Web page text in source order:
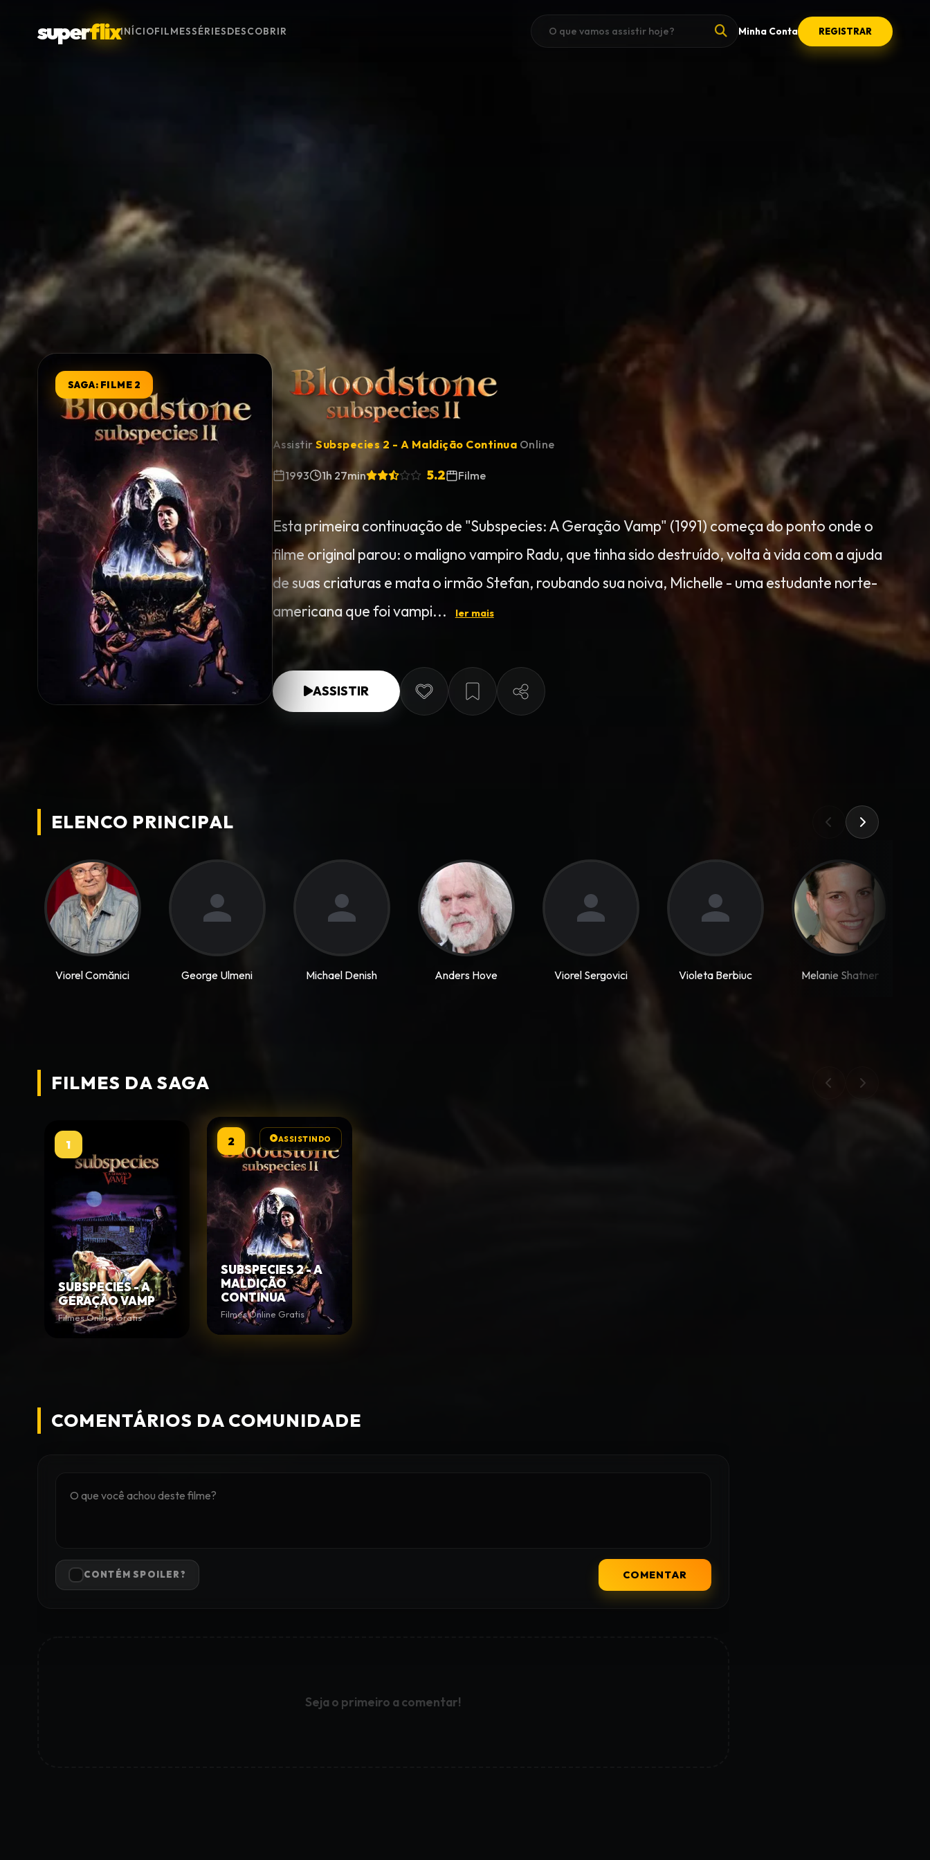
superflixINÍCIOFILMESSÉRIESDESCOBRIR Minha Conta REGISTRAR
Menu
Minha Lista
Pesquisar
SAGA: FILME 2
AssistirSubspecies 2 - A Maldição Continua Online
1993 1h 27min 5.2 Filme
Esta primeira continuação de "Subspecies: A Geração Vamp" (1991) começa do ponto onde o
filme original parou: o maligno vampiro Radu, que tinha sido destruído, volta à vida com a ajuda
de suas criaturas e mata o irmão Stefan, roubando sua noiva, Michelle - uma estudante norte-
americana que foi vampi...
ler mais
ASSISTIR
ELENCO PRINCIPAL
Viorel Comănici George Ulmeni Michael Denish Anders Hove Viorel Sergovici Violeta Berbiuc Melanie Shatner
FILMES DA SAGA
1
SUBSPECIES - A
GERAÇÃO VAMP
Filmes Online Gratis
2 ASSISTINDO
SUBSPECIES 2 - A
MALDIÇÃO
CONTINUA
Filmes Online Gratis
COMENTÁRIOS DA COMUNIDADE
CONTÉM SPOILER? COMENTAR
Seja o primeiro a comentar!